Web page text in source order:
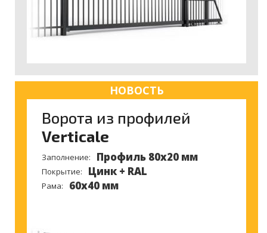
НОВОСТЬ
Ворота из профилей
Verticale
Заполнение: Профиль 80х20 мм
Покрытие: Цинк + RAL
Рама: 60х40 мм